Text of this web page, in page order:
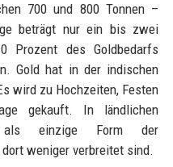
700 und 800 Tonnen –
beträgt nur ein bis zwei
Prozent des Goldbedarfs
Gold hat in der indischen
wird zu Hochzeiten, Festen
gekauft. In ländlichen
einzige Form der
weniger verbreitet sind.